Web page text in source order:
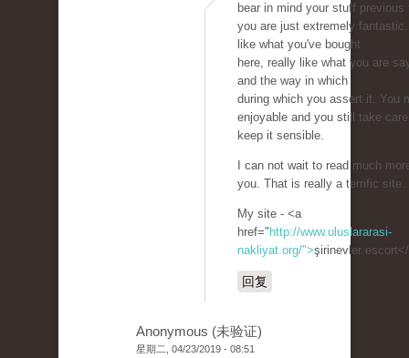
bear in mind your stuff previous
you are just extremely
like what you've bought
here, really like what you are
and the way in which
during which you assert it. You
enjoyable and you still take
keep it sensible.
I can not wait to read much
you. That is really a terrific site.
My site - <a
href=" http://www.uluslararasi-
nakliyat.org/">şirinevler
回复
Anonymous (未验证)
星期二, 04/23/2019 - 08:51